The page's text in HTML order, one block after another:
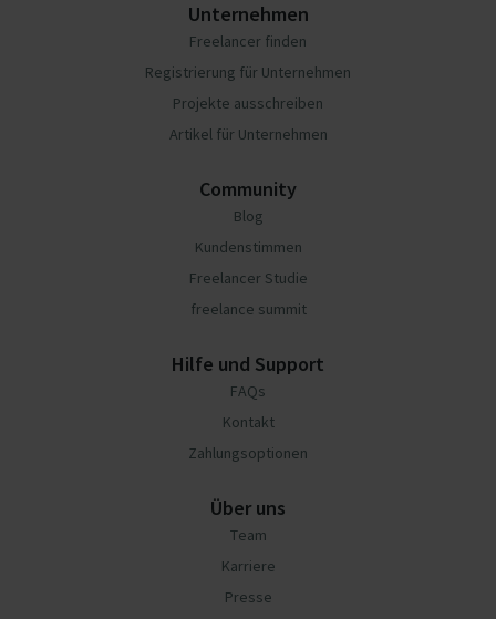
Unternehmen
Freelancer finden
Registrierung für Unternehmen
Projekte ausschreiben
Artikel für Unternehmen
Community
Blog
Kundenstimmen
Freelancer Studie
freelance summit
Hilfe und Support
FAQs
Kontakt
Zahlungsoptionen
Über uns
Team
Karriere
Presse